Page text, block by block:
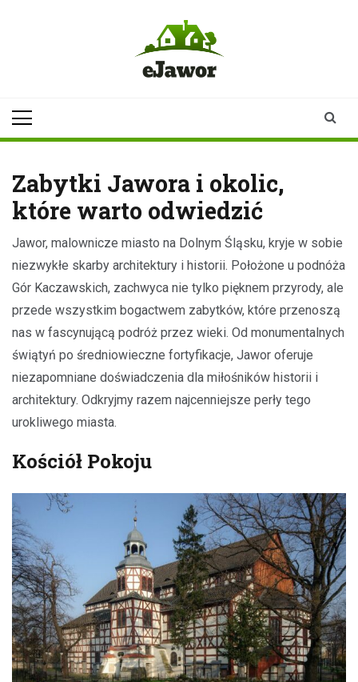
Zabytki Jawora i okolic,
które warto odwiedzić
Jawor, malownicze miasto na Dolnym Śląsku, kryje w sobie
niezwykłe skarby architektury i historii. Położone u podnóża
Gór Kaczawskich, zachwyca nie tylko pięknem przyrody, ale
przede wszystkim bogactwem zabytków, które przenoszą
nas w fascynującą podróż przez wieki. Od monumentalnych
świątyń po średniowieczne fortyfikacje, Jawor oferuje
niezapomniane doświadczenia dla miłośników historii i
architektury. Odkryjmy razem najcenniejsze perły tego
urokliwego miasta.
Kościół Pokoju